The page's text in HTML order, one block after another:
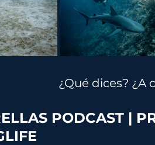
¿Qué dices? ¿A
PODCAST |